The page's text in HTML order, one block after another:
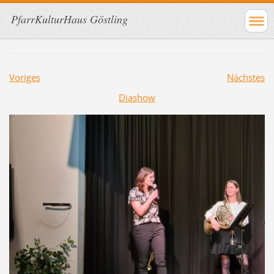
PfarrKulturHaus Göstling
Voriges
Nächstes
Diashow